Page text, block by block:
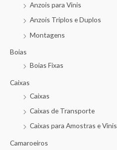
Anzois para Vinis
Anzois Triplos e Duplos
Montagens
Boias
Boias Fixas
Caixas
Caixas
Caixas de Transporte
Caixas para Amostras e Vinis
Camaroeiros